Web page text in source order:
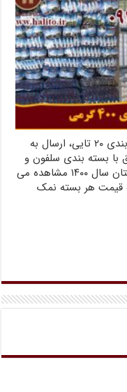
قیمت خرید نمک ۴۰۰ گرمی عمده، بسته بندی ۲۰ تایی، ارسال به
با بسته بندی سلفون و
پت، قیمت عمده این محصول را در تابستان سال ۱۴۰۰ مشاهده می
قیمت هر بسته نمک